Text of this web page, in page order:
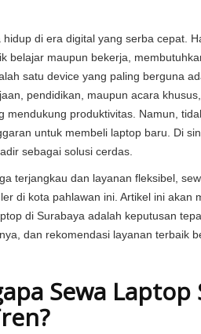
hidup di era digital yang serba cepat.
belajar maupun bekerja,
satu device yang paling berguna
pendidikan, maupun acara
mendukung produktivitas. Namun,
untuk membeli laptop baru. Di
sebagai solusi cerdas.
terjangkau dan layanan fleksibel,
di kota pahlawan ini. Artikel ini akan
di Surabaya adalah keputusan
dan rekomendasi layanan terbaik
Sewa Laptop